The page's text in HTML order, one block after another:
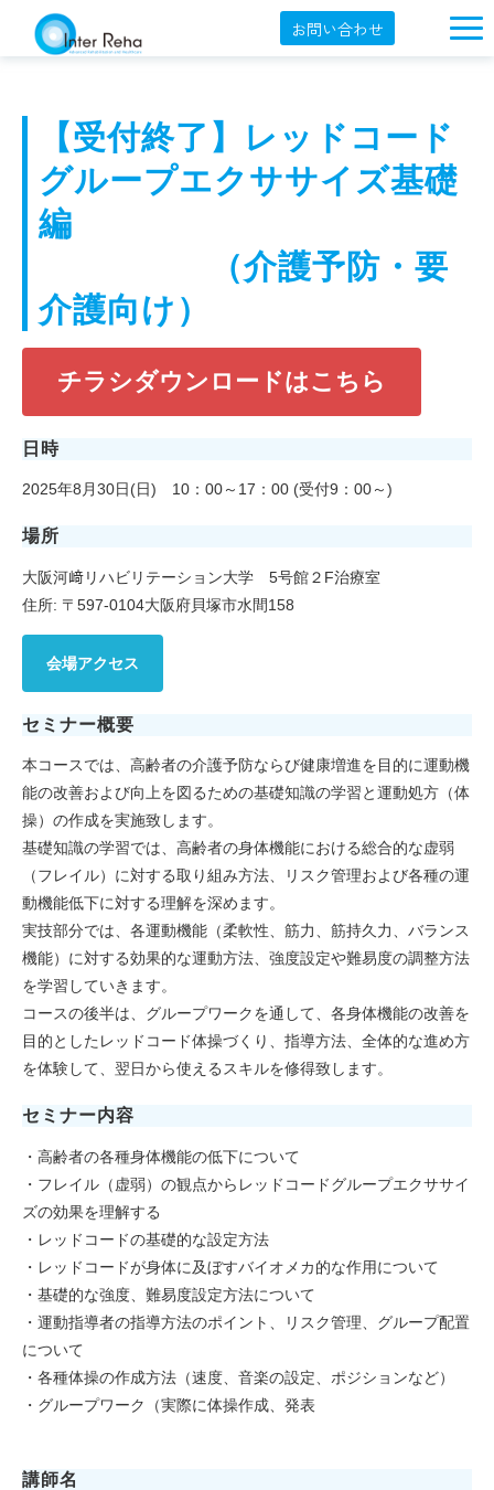
お問い合わせ
製品一覧
展示会・学会
導入事例
オンラインショップ
English
【受付終了】レッドコード
グループエクササイズ基礎
編
（介護予防・要
介護向け）
チラシダウンロードはこちら
日時
2025年8月30日(日) 10：00～17：00 (受付9：00～)
場所
大阪河﨑リハビリテーション大学 5号館２F治療室
住所: 〒597-0104大阪府貝塚市水間158
会場アクセス
セミナー概要
本コースでは、高齢者の介護予防ならび健康増進を目的に運動機
能の改善および向上を図るための基礎知識の学習と運動処方（体
操）の作成を実施致します。
基礎知識の学習では、高齢者の身体機能における総合的な虚弱
（フレイル）に対する取り組み方法、リスク管理および各種の運
動機能低下に対する理解を深めます。
実技部分では、各運動機能（柔軟性、筋力、筋持久力、バランス
機能）に対する効果的な運動方法、強度設定や難易度の調整方法
を学習していきます。
コースの後半は、グループワークを通して、各身体機能の改善を
目的としたレッドコード体操づくり、指導方法、全体的な進め方
を体験して、翌日から使えるスキルを修得致します。
セミナー内容
・高齢者の各種身体機能の低下について
・フレイル（虚弱）の観点からレッドコードグループエクササイ
ズの効果を理解する
・レッドコードの基礎的な設定方法
・レッドコードが身体に及ぼすバイオメカ的な作用について
・基礎的な強度、難易度設定方法について
・運動指導者の指導方法のポイント、リスク管理、グループ配置
について
・各種体操の作成方法（速度、音楽の設定、ポジションなど）
・グループワーク（実際に体操作成、発表
講師名